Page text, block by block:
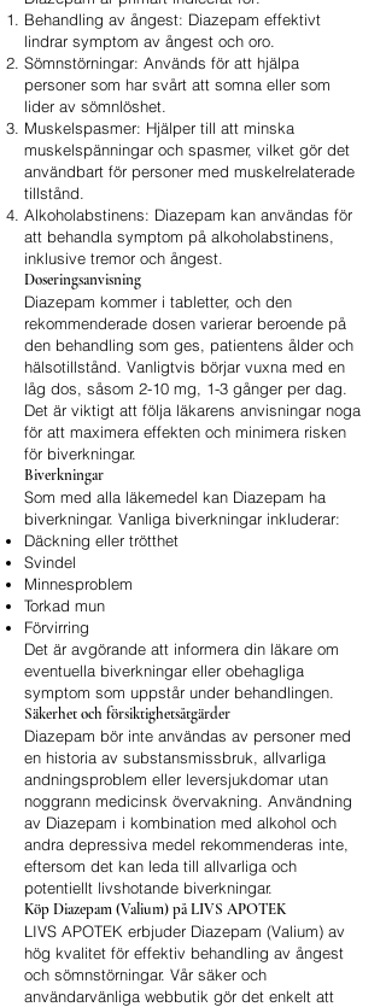
Behandling av ångest: Diazepam effektivt
lindrar symptom av ångest och oro.
Sömnstörningar: Används för att hjälpa
personer som har svårt att somna eller som
lider av sömnlöshet.
Muskelspasmer: Hjälper till att minska
muskelspänningar och spasmer, vilket gör det
användbart för personer med muskelrelaterade
tillstånd.
Alkoholabstinens: Diazepam kan användas för
att behandla symptom på alkoholabstinens,
inklusive tremor och ångest.
Doseringsanvisning
Diazepam kommer i tabletter, och den
rekommenderade dosen varierar beroende på
den behandling som ges, patientens ålder och
hälsotillstånd. Vanligtvis börjar vuxna med en
låg dos, såsom 2-10 mg, 1-3 gånger per dag.
Det är viktigt att följa läkarens anvisningar noga
för att maximera effekten och minimera risken
för biverkningar.
Biverkningar
Som med alla läkemedel kan Diazepam ha
biverkningar. Vanliga biverkningar inkluderar:
Däckning eller trötthet
Svindel
Minnesproblem
Torkad mun
Förvirring
Det är avgörande att informera din läkare om
eventuella biverkningar eller obehagliga
symptom som uppstår under behandlingen.
Säkerhet och försiktighetsåtgärder
Diazepam bör inte användas av personer med
en historia av substansmissbruk, allvarliga
andningsproblem eller leversjukdomar utan
noggrann medicinsk övervakning. Användning
av Diazepam i kombination med alkohol och
andra depressiva medel rekommenderas inte,
eftersom det kan leda till allvarliga och
potentiellt livshotande biverkningar.
Köp Diazepam (Valium) på LIVS APOTEK
LIVS APOTEK erbjuder Diazepam (Valium) av
hög kvalitet för effektiv behandling av ångest
och sömnstörningar. Vår säker och
användarvänliga webbutik gör det enkelt att